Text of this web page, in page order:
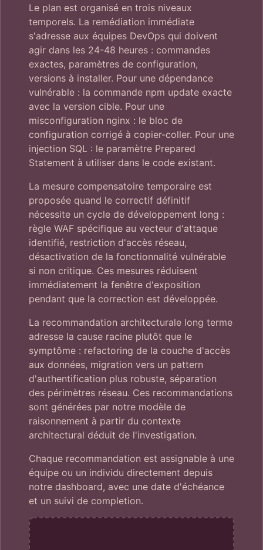
Le plan est organisé en trois niveaux
temporels. La remédiation immédiate
s'adresse aux équipes DevOps qui doivent
agir dans les 24-48 heures : commandes
exactes, paramètres de configuration,
versions à installer. Pour une dépendance
vulnérable : la commande npm update exacte
avec la version cible. Pour une
misconfiguration nginx : le bloc de
configuration corrigé à copier-coller. Pour une
injection SQL : le paramètre Prepared
Statement à utiliser dans le code existant.
La mesure compensatoire temporaire est
proposée quand le correctif définitif
nécessite un cycle de développement long :
règle WAF spécifique au vecteur d'attaque
identifié, restriction d'accès réseau,
désactivation de la fonctionnalité vulnérable
si non critique. Ces mesures réduisent
immédiatement la fenêtre d'exposition
pendant que la correction est développée.
La recommandation architecturale long terme
adresse la cause racine plutôt que le
symptôme : refactoring de la couche d'accès
aux données, migration vers un pattern
d'authentification plus robuste, séparation
des périmètres réseau. Ces recommandations
sont générées par notre modèle de
raisonnement à partir du contexte
architectural déduit de l'investigation.
Chaque recommandation est assignable à une
équipe ou un individu directement depuis
notre dashboard, avec une date d'échéance
et un suivi de completion.